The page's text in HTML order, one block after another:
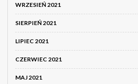
WRZESIEŃ 2021
SIERPIEŃ 2021
LIPIEC 2021
CZERWIEC 2021
MAJ 2021